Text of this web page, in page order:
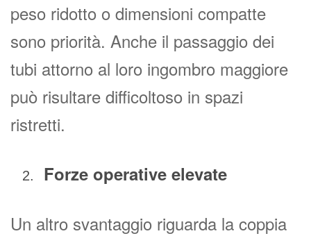
peso ridotto o dimensioni compatte
sono priorità. Anche il passaggio dei
tubi attorno al loro ingombro maggiore
può risultare difficoltoso in spazi
ristretti.
Forze operative elevate
Un altro svantaggio riguarda la coppia